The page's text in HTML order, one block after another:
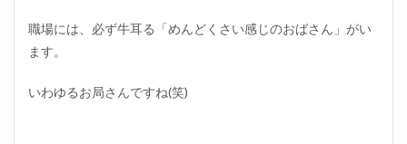
職場には、必ず牛耳る「めんどくさい感じのおばさん」がい
ます。
いわゆるお局さんですね(笑)